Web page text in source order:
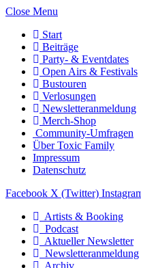
Close Menu
Start
Beiträge
Party- & Eventdates
Open Airs & Festivals
Bustouren
Verlosungen
Newsletteranmeldung
Merch-Shop
Community-Umfragen
Über Toxic Family
Impressum
Datenschutz
Facebook X (Twitter)
Artists & Booking
Podcast
Aktueller Newsletter
Newsletteranmeldung
Archiv